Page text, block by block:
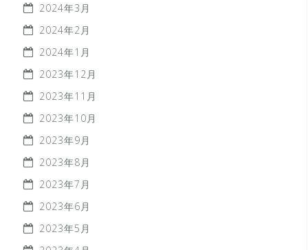
2024年3月
2024年2月
2024年1月
2023年12月
2023年11月
2023年10月
2023年9月
2023年8月
2023年7月
2023年6月
2023年5月